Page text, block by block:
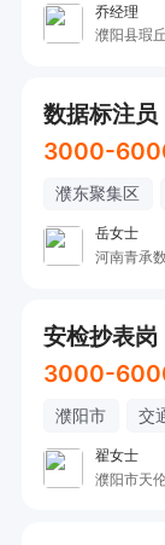
乔经理
濮阳县瑕
3000-
濮东聚集区
岳女士
河南青承
3000-
濮阳市 交
翟女士
濮阳市天